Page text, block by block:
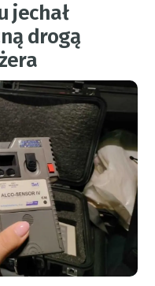
jechał
drogą